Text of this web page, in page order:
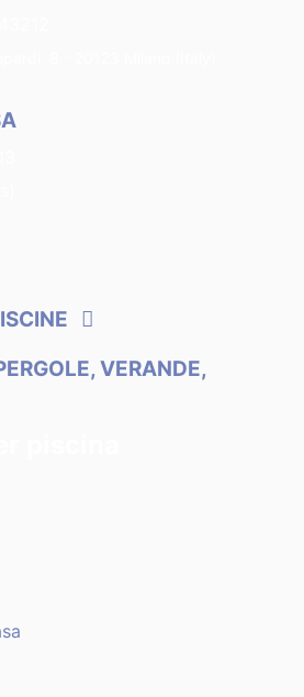
VERANDE,